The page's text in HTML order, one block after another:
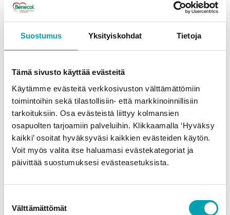
Suostumus Yksityiskohdat Tietoja
Tämä sivusto käyttää evästeitä
Käytämme evästeitä verkkosivuston välttämättömiin
toimintoihin sekä tilastollisiin- että markkinoinnillisiin
tarkoituksiin. Osa evästeistä liittyy kolmansien
osapuolten tarjoamiin palveluihin. Klikkaamalla ‘Hyväksy
kaikki’ osoitat hyväksyväsi kaikkien evästeiden käytön.
Voit myös valita itse haluamasi evästekategoriat ja
päivittää suostumuksesi evästeasetuksista.
valinta
Välttämättömät
Lisää kirjoituksia
Kohti kasvispainotteista